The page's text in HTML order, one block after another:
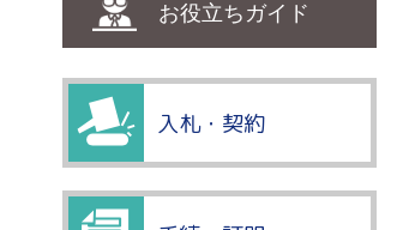
お役立ちガイド
入札・契約